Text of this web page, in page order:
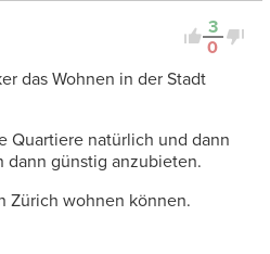
3
0
das Wohnen in der Stadt
Quartiere natürlich und dann
dann günstig anzubieten.
Zürich wohnen können.